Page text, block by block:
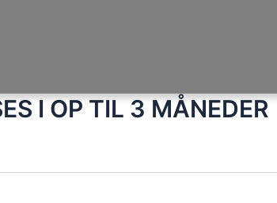
I OP TIL 3 MÅNEDER